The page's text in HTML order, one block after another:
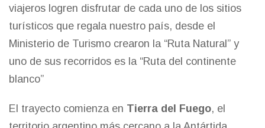
viajeros logren disfrutar de cada uno de los sitios
turísticos que regala nuestro país, desde el
Ministerio de Turismo crearon la “Ruta Natural” y
uno de sus recorridos es la “Ruta del continente
blanco”
El trayecto comienza en Tierra del Fuego, el